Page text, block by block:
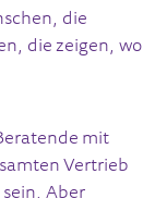
die
die zeigen, wo
mit
Vertrieb
Aber